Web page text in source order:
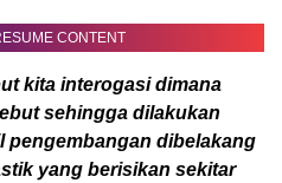
CONTENT
kita interogasi dimana
sehingga dilakukan
pengembangan dibelakang
yang berisikan sekitar